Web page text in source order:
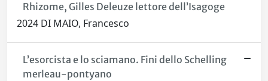
Rhizome, Gilles Deleuze lettore dell’Isagoge
2024 DI MAIO, Francesco
L’esorcista e lo sciamano. Fini dello Schelling
merleau-pontyano